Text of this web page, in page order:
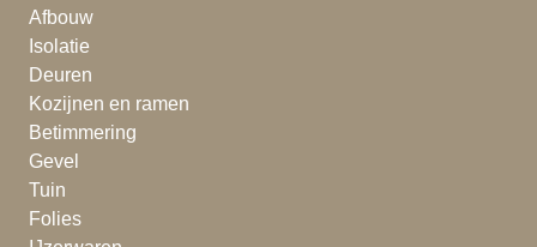
Afbouw
Isolatie
Deuren
Kozijnen en ramen
Betimmering
Gevel
Tuin
Folies